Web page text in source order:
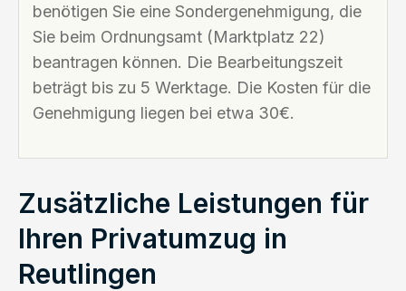
benötigen Sie eine Sondergenehmigung, die
Sie beim Ordnungsamt (Marktplatz 22)
beantragen können. Die Bearbeitungszeit
beträgt bis zu 5 Werktage. Die Kosten für die
Genehmigung liegen bei etwa 30€.
Zusätzliche Leistungen für
Ihren Privatumzug in
Reutlingen